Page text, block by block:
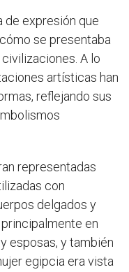
de expresión que
se presentaba
A lo
artísticas han
reflejando sus
representadas
con
delgados y
en
esposas, y también
egipcia era vista